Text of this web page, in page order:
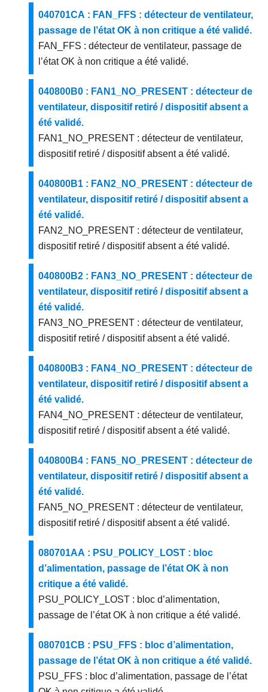
040701CA : FAN_FFS : détecteur de ventilateur,
passage de l’état OK à non critique a été validé.
FAN_FFS : détecteur de ventilateur, passage de
l’état OK à non critique a été validé.
040800B0 : FAN1_NO_PRESENT : détecteur de
ventilateur, dispositif retiré / dispositif absent a
été validé.
FAN1_NO_PRESENT : détecteur de ventilateur,
dispositif retiré / dispositif absent a été validé.
040800B1 : FAN2_NO_PRESENT : détecteur de
ventilateur, dispositif retiré / dispositif absent a
été validé.
FAN2_NO_PRESENT : détecteur de ventilateur,
dispositif retiré / dispositif absent a été validé.
040800B2 : FAN3_NO_PRESENT : détecteur de
ventilateur, dispositif retiré / dispositif absent a
été validé.
FAN3_NO_PRESENT : détecteur de ventilateur,
dispositif retiré / dispositif absent a été validé.
040800B3 : FAN4_NO_PRESENT : détecteur de
ventilateur, dispositif retiré / dispositif absent a
été validé.
FAN4_NO_PRESENT : détecteur de ventilateur,
dispositif retiré / dispositif absent a été validé.
040800B4 : FAN5_NO_PRESENT : détecteur de
ventilateur, dispositif retiré / dispositif absent a
été validé.
FAN5_NO_PRESENT : détecteur de ventilateur,
dispositif retiré / dispositif absent a été validé.
080701AA : PSU_POLICY_LOST : bloc
d’alimentation, passage de l’état OK à non
critique a été validé.
PSU_POLICY_LOST : bloc d’alimentation,
passage de l’état OK à non critique a été validé.
080701CB : PSU_FFS : bloc d’alimentation,
passage de l’état OK à non critique a été validé.
PSU_FFS : bloc d’alimentation, passage de l’état